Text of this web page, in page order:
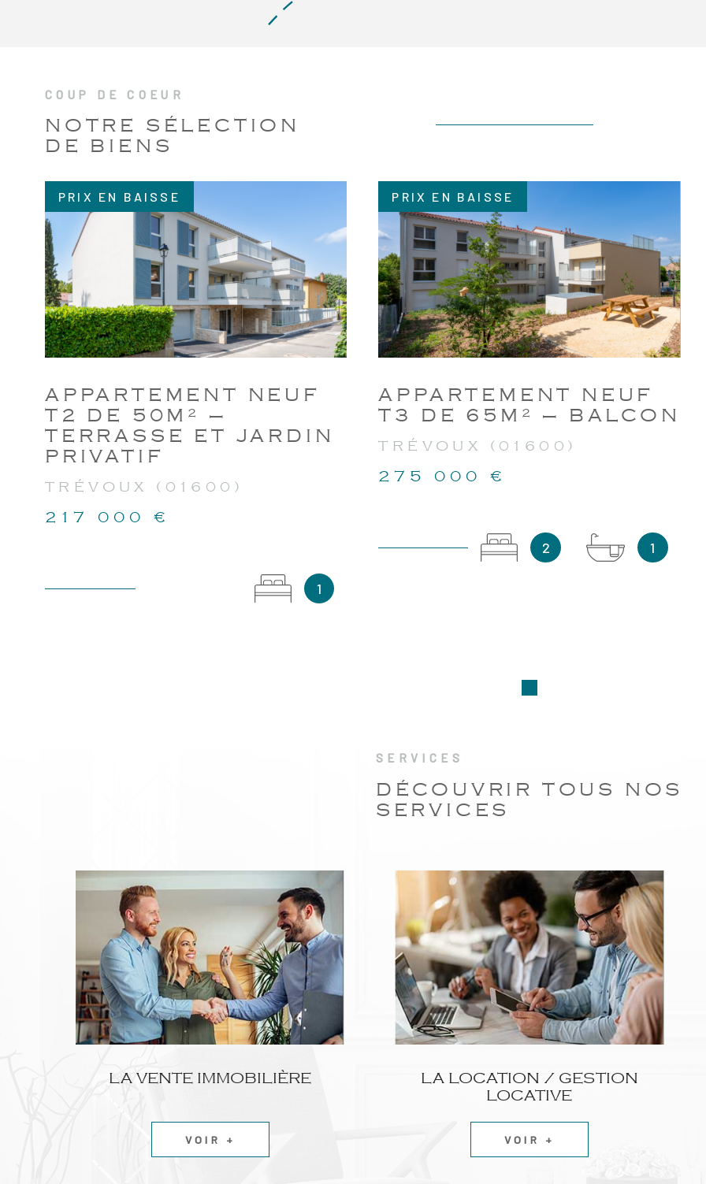
COUP DE COEUR
NOTRE SÉLECTION
DE BIENS
PRIX EN BAISSE
VOIR LE BIEN
APPARTEMENT NEUF
T2 DE 50M² –
TERRASSE ET JARDIN
PRIVATIF
TRÉVOUX (01600)
217 000 €
1
PRIX EN BAISSE
VOIR LE BIEN
APPARTEMENT NEUF
T3 DE 65M² – BALCON
TRÉVOUX (01600)
275 000 €
2 1
SERVICES
DÉCOUVRIR TOUS NOS
SERVICES
LA VENTE IMMOBILIÈRE
VOIR +
LA LOCATION / GESTION
LOCATIVE
VOIR +